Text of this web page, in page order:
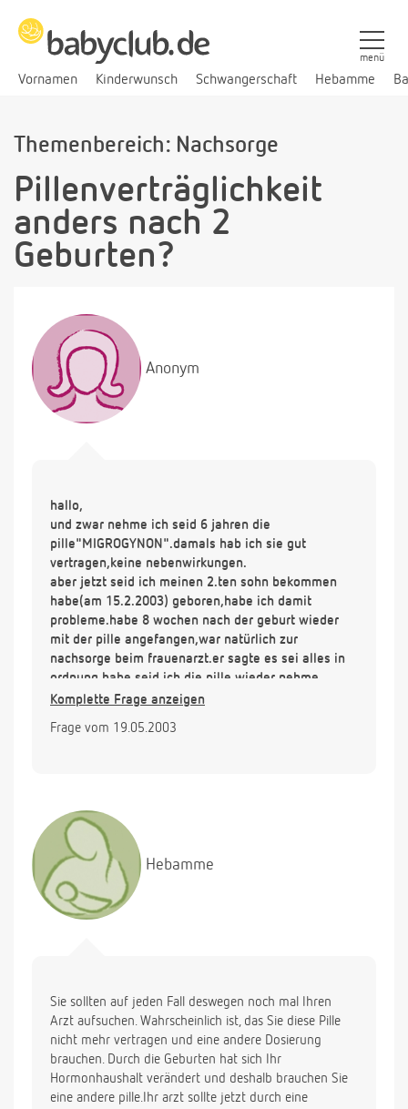
Vornamen Kinderwunsch Schwangerschaft Hebamme
menü
Themenbereich: Nachsorge
Pillenverträglichkeit
anders nach 2
Geburten?
Anonym
hallo,
und zwar nehme ich seid 6 jahren die
pille"MIGROGYNON".damals hab ich sie gut
vertragen,keine nebenwirkungen.
aber jetzt seid ich meinen 2.ten sohn bekommen
habe(am 15.2.2003) geboren,habe ich damit
probleme.habe 8 wochen nach der geburt wieder
mit der pille angefangen,war natürlich zur
nachsorge beim frauenarzt.er sagte es sei alles in
ordnung.habe seid ich die pille wieder nehme
zwischenblutung,jeden tag.die gehen garnicht mehr
blutung.das ist jetzt seid 1 monat so.was kann ich
Komplette Frage anzeigen
Frage vom 19.05.2003
Hebamme
Sie sollten auf jeden Fall deswegen noch mal Ihren
Arzt aufsuchen. Wahrscheinlich ist, das Sie diese Pille
nicht mehr vertragen und eine andere Dosierung
brauchen. Durch die Geburten hat sich Ihr
Hormonhaushalt verändert und deshalb brauchen Sie
eine andere pille.Ihr arzt sollte jetzt durch eine